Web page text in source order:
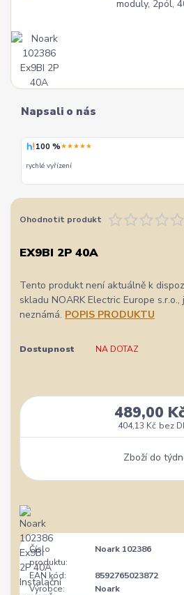
Napsali o nás
100 %★★★★★
rychlé vyřízení
Ohodnotit produkt
EX9BI 2P 40A
Tento produkt není aktuálně k
skladu NOARK Electric Europe
neznámá. POPIS PRODUKTU
Dostupnost NA DOTAZ
489,00
404,13 Kč bez
Zboží do
Číslo
produktu:
Noark 102386
EAN kód:
8592765023872
Výrobce:
Noark